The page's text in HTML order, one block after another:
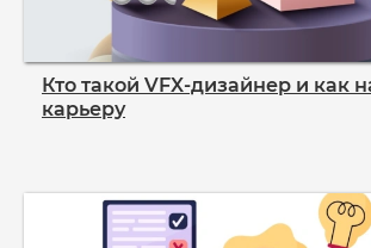
Кто такой VFX‑дизайнер и как
карьеру